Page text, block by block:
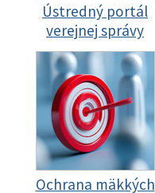
Ústredný portál
verejnej správy
Ochrana mäkkých